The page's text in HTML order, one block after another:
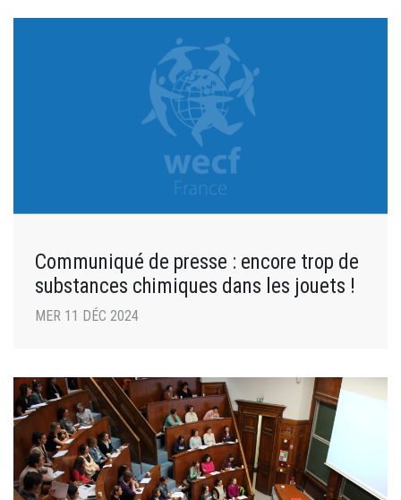
Communiqué de presse : encore trop de
substances chimiques dans les jouets !
MER 11 DÉC 2024